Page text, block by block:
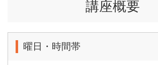
講座概要
曜日・時間帯